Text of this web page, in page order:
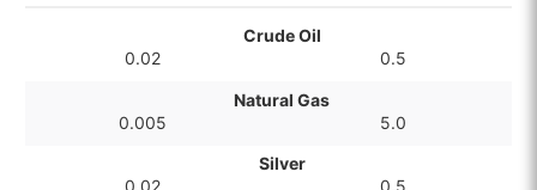
Crude Oil
0.02
0.5
Natural Gas
0.005
5.0
Silver